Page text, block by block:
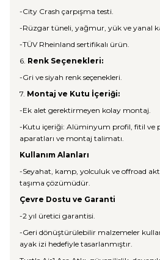
-City Crash çarpışma testi.
-Rüzgar tüneli, yağmur, yük ve yanal
-TÜV Rheinland sertifikalı ürün.
6. Renk Seçenekleri:
-Gri ve siyah renk seçenekleri.
7. Montaj ve Kutu İçeriği:
-Ek alet gerektirmeyen kolay montaj.
-Kutu içeriği: Alüminyum profil, fitil ve
aparatları ve montaj talimatı.
Kullanım Alanları
-Seyahat, kamp, yolculuk ve offroad
taşıma çözümüdür.
Çevre Dostu ve Garanti
-2 yıl üretici garantisi.
-Geri dönüştürülebilir malzemeler
ayak izi hedefiyle tasarlanmıştır.